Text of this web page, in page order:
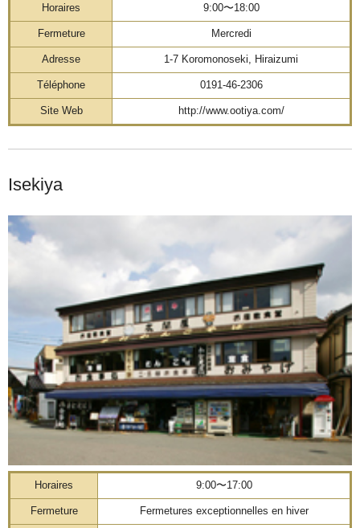
Horaires 9:00〜18:00
Fermeture Mercredi
Adresse 1-7 Koromonoseki, Hiraizumi
Téléphone 0191-46-2306
Site Web http://www.ootiya.com/
Isekiya
Horaires 9:00〜17:00
Fermeture Fermetures exceptionnelles en hiver